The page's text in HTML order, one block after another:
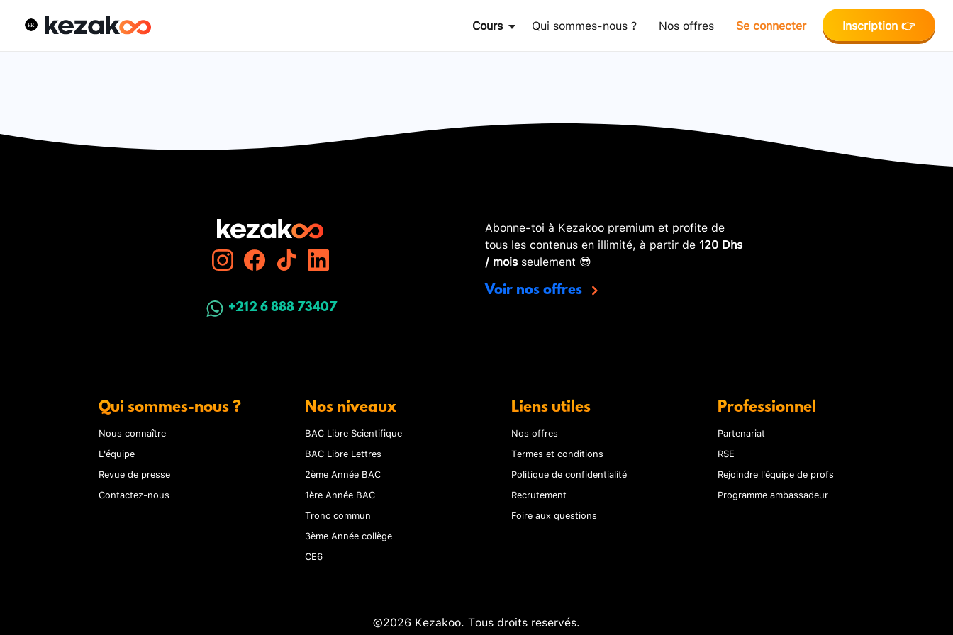
Cours Qui sommes-nous ? Nos offres Se connecter Inscription 👉
+212 6 888 73407
Abonne-toi à Kezakoo premium et profite de
tous les contenus en illimité, à partir de 120 Dhs
/ moisseulement 😎
Voir nos offres
Qui sommes-nous ?
Nous connaître
L'équipe
Revue de presse
Contactez-nous
Nos niveaux
BAC Libre Scientifique
BAC Libre Lettres
2ème Année BAC
1ère Année BAC
Tronc commun
3ème Année collège
CE6
Liens utiles
Nos offres
Termes et conditions
Politique de confidentialité
Recrutement
Foire aux questions
Professionnel
Partenariat
RSE
Rejoindre l'équipe de profs
Programme ambassadeur
©2026 Kezakoo. Tous droits reservés.